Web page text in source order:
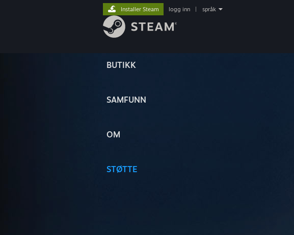
BUTIKK
SAMFUNN
OM
STØTTE
Installer Steam logg inn språk